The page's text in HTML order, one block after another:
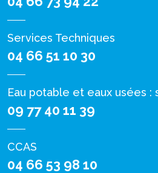
Services Techniques
04 66 51 10 30
Eau potable et eaux usées :
09 77 40 11 39
CCAS
04 66 53 98 10